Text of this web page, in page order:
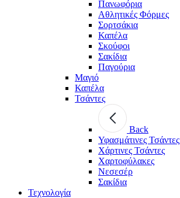
Πανωφόρια
Αθλητικές Φόρμες
Σορτσάκια
Καπέλα
Σκούφοι
Σακίδια
Παγούρια
Μαγιό
Καπέλα
Τσάντες
Back
Υφασμάτινες Τσάντες
Χάρτινες Τσάντες
Χαρτοφύλακες
Νεσεσέρ
Σακίδια
Τεχνολογία